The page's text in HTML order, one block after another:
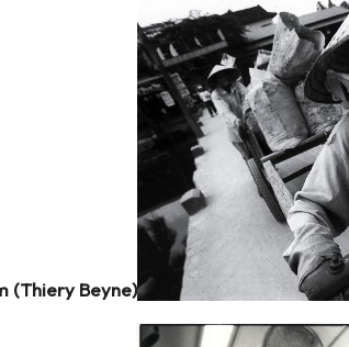
(Thiery Beyne)